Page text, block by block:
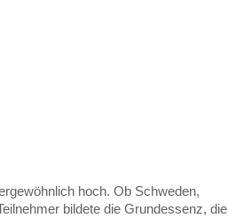
hoch. Ob Schweden,
bildete die Grundessenz, die